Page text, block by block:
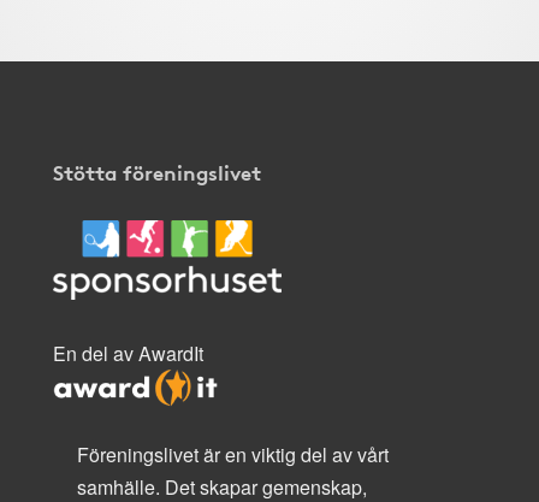
Stötta föreningslivet
En del av AwardIt
Föreningslivet är en viktig del av vårt
samhälle. Det skapar gemenskap,